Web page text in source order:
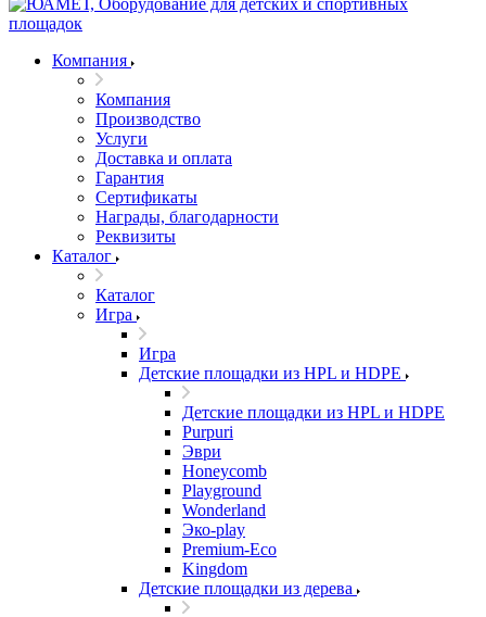
Компания
Компания
Производство
Услуги
Доставка и оплата
Гарантия
Сертификаты
Награды, благодарности
Реквизиты
Каталог
Каталог
Игра
Игра
Детские площадки из HPL и HDPE
Детские площадки из HPL и HDPE
Purpuri
Эври
Honeycomb
Playground
Wonderland
Эко-play
Premium-Eco
Kingdom
Детские площадки из дерева